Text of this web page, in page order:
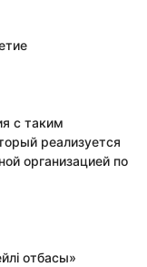
с таким
реализуется
организацией по
отбасы»